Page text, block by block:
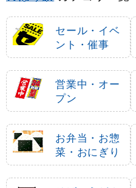
のぼり旗 (2304) 本場
の味 和歌山らーめん
1,600 円